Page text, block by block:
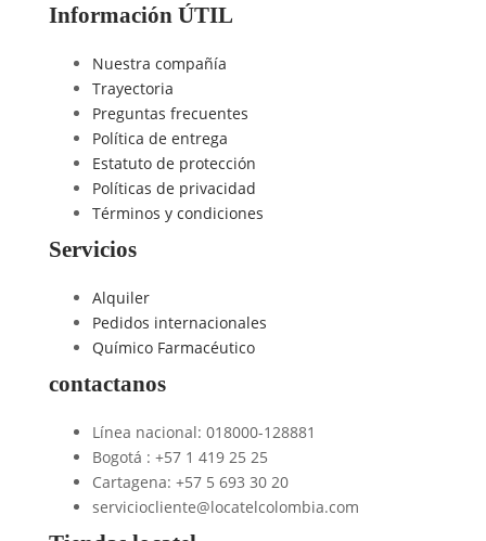
Información ÚTIL
Nuestra compañía
Trayectoria
Preguntas frecuentes
Política de entrega
Estatuto de protección
Políticas de privacidad
Términos y condiciones
Servicios
Alquiler
Pedidos internacionales
Químico Farmacéutico
contactanos
Línea nacional: 018000-128881
Bogotá : +57 1 419 25 25
Cartagena: +57 5 693 30 20
serviciocliente@locatelcolombia.com